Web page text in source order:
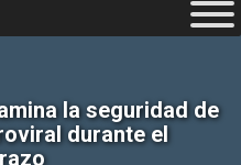
la seguridad de
durante el